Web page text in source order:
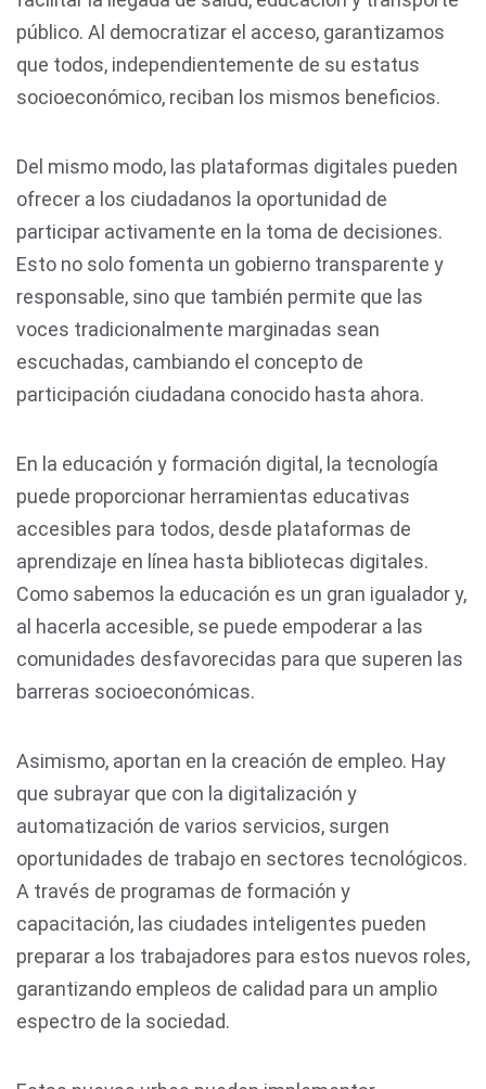
público. Al democratizar el acceso, garantizamos
que todos, independientemente de su estatus
socioeconómico, reciban los mismos beneficios.
Del mismo modo, las plataformas digitales pueden
ofrecer a los ciudadanos la oportunidad de
participar activamente en la toma de decisiones.
Esto no solo fomenta un gobierno transparente y
responsable, sino que también permite que las
voces tradicionalmente marginadas sean
escuchadas, cambiando el concepto de
participación ciudadana conocido hasta ahora.
En la educación y formación digital, la tecnología
puede proporcionar herramientas educativas
accesibles para todos, desde plataformas de
aprendizaje en línea hasta bibliotecas digitales.
Como sabemos la educación es un gran igualador y,
al hacerla accesible, se puede empoderar a las
comunidades desfavorecidas para que superen las
barreras socioeconómicas.
Asimismo, aportan en la creación de empleo. Hay
que subrayar que con la digitalización y
automatización de varios servicios, surgen
oportunidades de trabajo en sectores tecnológicos.
A través de programas de formación y
capacitación, las ciudades inteligentes pueden
preparar a los trabajadores para estos nuevos roles,
garantizando empleos de calidad para un amplio
espectro de la sociedad.